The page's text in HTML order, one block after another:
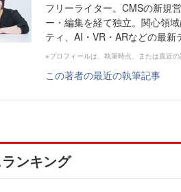
フリーライター。CMSの新規
ー・編集を経て独立。関心領
ティ、AI・VR・ARなどの最新
※プロフィールは、執筆時点、または直近
この著者の最近の執筆記事
ンキング